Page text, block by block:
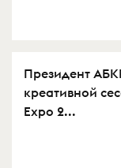
Президент
креативной
Expo 2...